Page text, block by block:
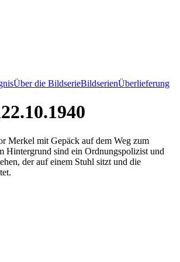
Über die BildserieBildserienÜberlieferung
22.10.1940
Merkel mit Gepäck auf dem Weg zum
Hintergrund sind ein Ordnungspolizist und
der auf einem Stuhl sitzt und die